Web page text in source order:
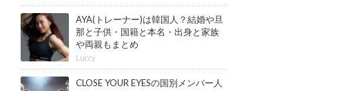
AYA(トレーナー)は韓国人？結婚や旦
那と子供・国籍と本名・出身と家族
や両親もまとめ
Luccy
CLOSE YOUR EYESの国別メンバー人